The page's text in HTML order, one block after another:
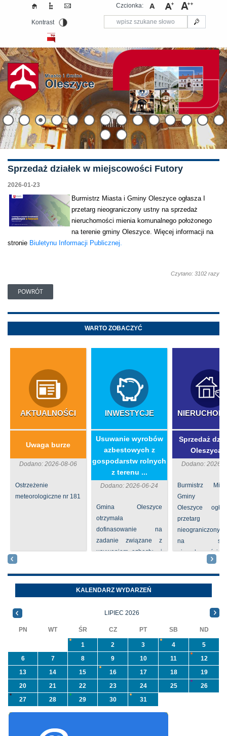
Czcionka:
Kontrast
Sprzedaż działek w miejscowości Futory
2026-01-23
Burmistrz Miasta i Gminy Oleszyce ogłasza I
przetarg nieograniczony ustny na sprzedaż
nieruchomości mienia komunalnego położonego
na terenie gminy Oleszyce. Więcej informacji na
stronie Biuletynu Informacji Publicznej.
Czytano: 3102 razy
POWRÓT
WARTO ZOBACZYĆ
AKTUALNOŚCI
Uwaga burze
Dodano: 2026-08-06
Ostrzeżenie
meteorologiczne nr 181
INWESTYCJE
​Usuwanie wyrobów
azbestowych z
gospodarstw rolnych
z terenu ...
Dodano: 2026-06-24
Gmina Oleszyce
otrzymała
dofinasowanie na
zadanie związane z
usuwaniem azbestu i
azbest w ramach
programu
priorytetowego
Sprzedaż
Dodano: 2026-
Burmistrz
Gminy
Oleszyce
przetarg
nieograniczony
na
nieruchomości nr
Oleszycach
Orzeszkowej.
informacji ...
KALENDARZ WYDARZEŃ
LIPIEC 2026
PN WT ŚR CZ PT SB ND
1 2 3 4
5
6
7 8 9 10 11
12
13
14 15 16 17 18
19
20
21 22 23 24 25
26
27
28 29 30 31